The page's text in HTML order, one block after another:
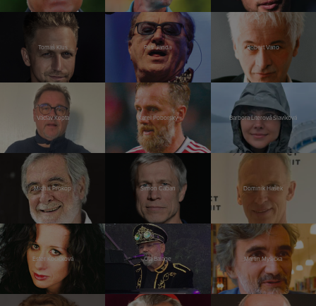
Tomáš Klus Petr Janda Robert Vano
Václav Kopta Karel Poborský Barbora Literová Slavíková
Michal Prokop Šimon Caban Dominik Hašek
Ester Kočičková Ota Balage Martin Myšička